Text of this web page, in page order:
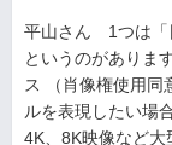
平山さん 1つは「
というのがありま
ス （肖像権使用同
ルを表現したい場
4K、8K映像など